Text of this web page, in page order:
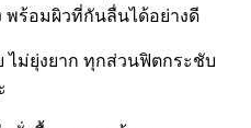
พร้อมผิวที่กันลื่นได้อย่างดี
ไม่ยุ่งยาก ทุกส่วนฟิตกระชับ